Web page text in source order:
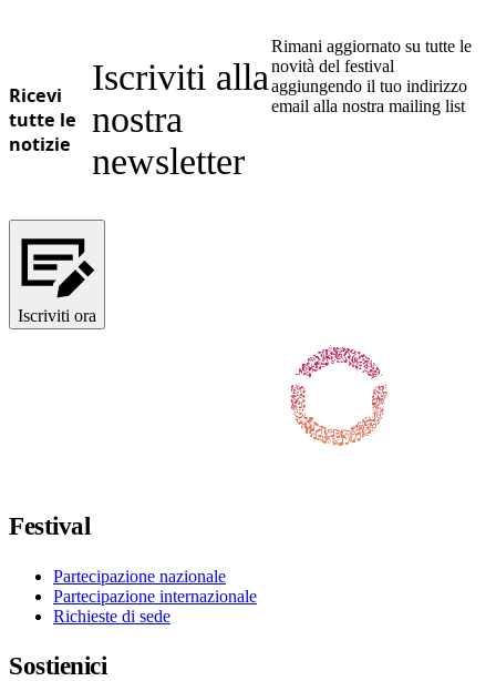
Ricevi
tutte le
notizie
Iscriviti alla
nostra
newsletter
Rimani aggiornato su tutte le
novità del festival
aggiungendo il tuo indirizzo
email alla nostra mailing list
Iscriviti ora
Festival
Partecipazione nazionale
Partecipazione internazionale
Richieste di sede
Sostienici